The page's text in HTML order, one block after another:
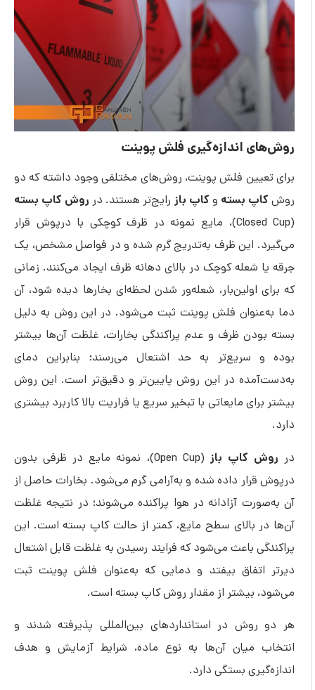
اندازه‌گیری فلش پوینت
فلش پوینت، روش‌های مختلفی وجود داشته که دو
بسته وکاپ بازرایج‌تر هستند. در روش کاپ بسته
(Closed Cup)، مایع نمونه در ظرف کوچکی با درپوش قرار
این ظرف به‌تدریج گرم شده و در فواصل مشخص، یک
شعله کوچک در بالای دهانه ظرف ایجاد می‌کنند. زمانی
اولین‌بار، شعله‌ور شدن لحظه‌ای بخارها دیده شود، آن
فلش پوینت ثبت می‌شود. در این روش به دلیل
ظرف و عدم پراکندگی بخارات، غلظت آن‌ها بیشتر
سریع‌تر به حد اشتعال می‌رسند؛ بنابراین دمای
در این روش پایین‌تر و دقیق‌تر است. این روش
مایعاتی با تبخیر سریع یا فراریت بالا کاربرد بیشتری
کاپ باز
(Open Cup)، نمونه مایع در ظرفی بدون
داده شده و به‌آرامی گرم می‌شود. بخارات حاصل از
آزادانه در هوا پراکنده می‌شوند؛ در نتیجه غلظت
بالای سطح مایع، کمتر از حالت کاپ بسته است. این
باعث می‌شود که فرایند رسیدن به غلظت قابل اشتعال
اتفاق بیفتد و دمایی که به‌عنوان فلش پوینت ثبت
بیشتر از مقدار روش کاپ بسته است.
در استانداردهای بین‌المللی پذیرفته شدند و
میان آن‌ها به نوع ماده، شرایط آزمایش و هدف
بستگی دارد.